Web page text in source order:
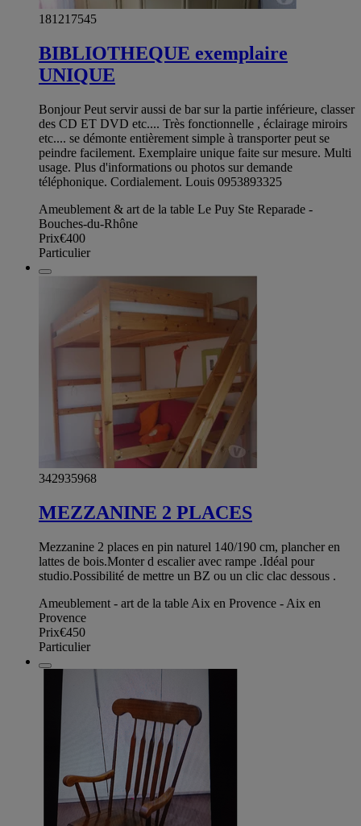
181217545
BIBLIOTHEQUE exemplaire
UNIQUE
Bonjour Peut servir aussi de bar sur la partie inférieure, classer
des CD ET DVD etc.... Très fonctionnelle , éclairage miroirs
etc.... se démonte entièrement simple à transporter peut se
peindre facilement. Exemplaire unique faite sur mesure. Multi
usage. Plus d'informations ou photos sur demande
téléphonique. Cordialement. Louis 0953893325
Ameublement & art de la table Le Puy Ste Reparade -
Bouches-du-Rhône
Prix€400
Particulier
342935968
MEZZANINE 2 PLACES
Mezzanine 2 places en pin naturel 140/190 cm, plancher en
lattes de bois.Monter d escalier avec rampe .Idéal pour
studio.Possibilité de mettre un BZ ou un clic clac dessous .
Ameublement - art de la table Aix en Provence - Aix en
Provence
Prix€450
Particulier